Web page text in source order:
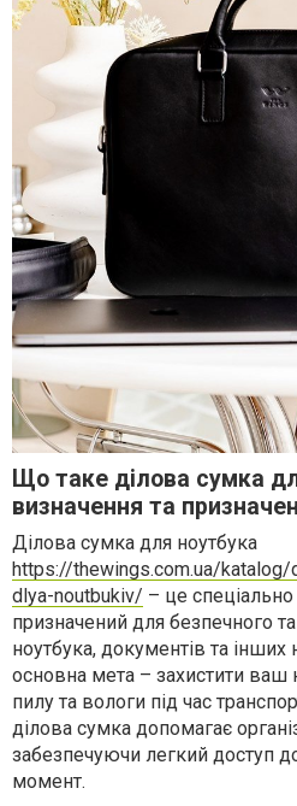
Що таке ділова сумка
визначення та
Ділова сумка для ноутбука
https://thewings.com.ua/
dlya-noutbukiv/ – це
призначений для безпечного
ноутбука, документів та інших
основна мета – захистити
пилу та вологи під час
ділова сумка допомагає
забезпечуючи легкий доступ
момент.